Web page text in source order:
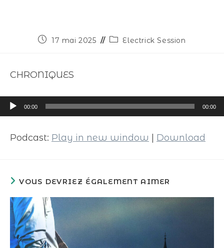
17 mai 2025 Electrick Session
CHRONIQUES
Lecteur
audio
00:00 00:00
Podcast: Play in new window Download
VOUS DEVRIEZ ÉGALEMENT AIMER